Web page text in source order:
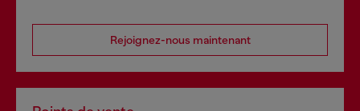
Rejoignez-nous maintenant